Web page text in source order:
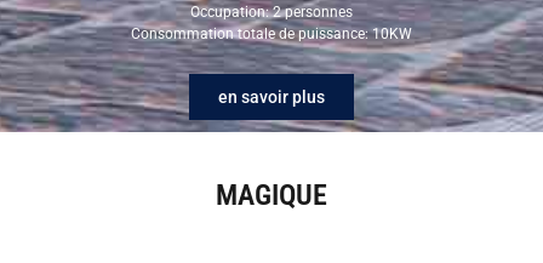
Occupation: 2 personnes
Consommation totale de puissance: 10KW
en savoir plus
MAGIQUE